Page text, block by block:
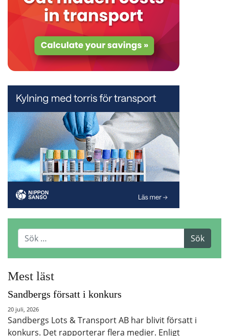
Mest läst
Sandbergs försatt i konkurs
20 juli, 2026
Sandbergs Lots & Transport AB har blivit försatt i
konkurs. Det rapporterar flera medier. Enligt